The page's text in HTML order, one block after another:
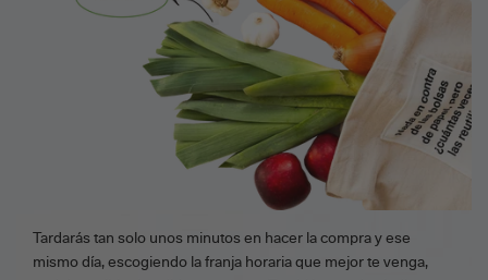
Tardarás tan solo unos minutos en hacer la compra y ese
mismo día, escogiendo la franja horaria que mejor te venga,